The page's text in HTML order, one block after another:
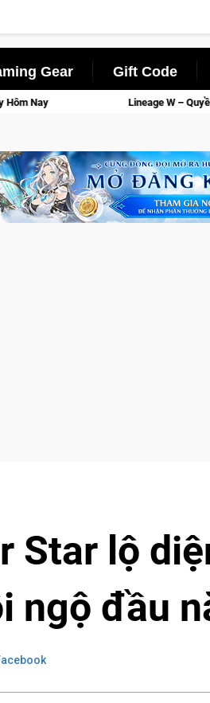
Gear Gift Code
– Quyền lực và tài phú sẽ về tay kẻ đoạt
Star lộ
ngộ đầu